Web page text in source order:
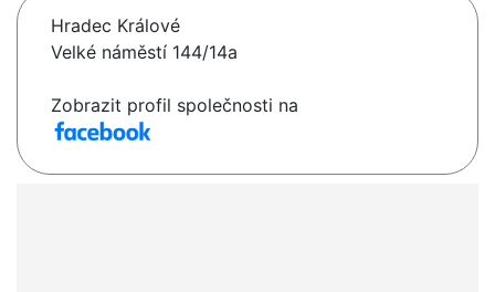
Hradec Králové
Velké náměstí 144/14a
Zobrazit profil společnosti na